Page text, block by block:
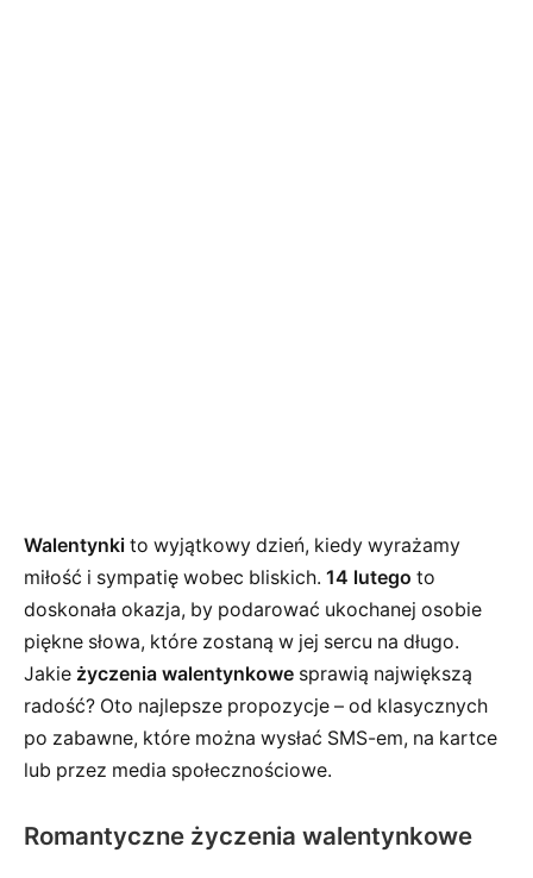
Walentynki to wyjątkowy dzień, kiedy wyrażamy
miłość i sympatię wobec bliskich. 14 lutego to
doskonała okazja, by podarować ukochanej osobie
piękne słowa, które zostaną w jej sercu na długo.
Jakie życzenia walentynkowe sprawią największą
radość? Oto najlepsze propozycje – od klasycznych
po zabawne, które można wysłać SMS-em, na kartce
lub przez media społecznościowe.
Romantyczne życzenia walentynkowe